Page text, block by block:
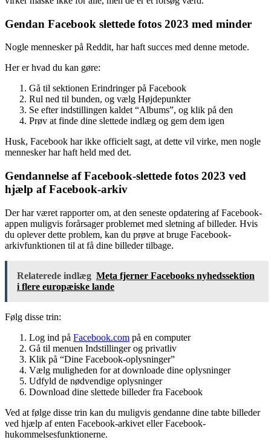
Gendan Facebook slettede fotos 2023 med minder
Nogle mennesker på Reddit, har haft succes med denne metode.
Her er hvad du kan gøre:
Gå til sektionen Erindringer på Facebook
Rul ned til bunden, og vælg Højdepunkter
Se efter indstillingen kaldet “Albums”, og klik på den
Prøv at finde dine slettede indlæg og gem dem igen
Husk, Facebook har ikke officielt sagt, at dette vil virke, men nogle
mennesker har haft held med det.
Gendannelse af Facebook-slettede fotos 2023 ved
hjælp af Facebook-arkiv
Der har været rapporter om, at den seneste opdatering af Facebook-
appen muligvis forårsager problemet med sletning af billeder. Hvis
du oplever dette problem, kan du prøve at bruge Facebook-
arkivfunktionen til at få dine billeder tilbage.
Relaterede indlæg Meta fjerner Facebooks nyhedssektion
i flere europæiske lande
Følg disse trin:
Log ind på Facebook.com på en computer
Gå til menuen Indstillinger og privatliv
Klik på “Dine Facebook-oplysninger”
Vælg muligheden for at downloade dine oplysninger
Udfyld de nødvendige oplysninger
Download dine slettede billeder fra Facebook
Ved at følge disse trin kan du muligvis gendanne dine tabte billeder
ved hjælp af enten Facebook-arkivet eller Facebook-
hukommelsesfunktionerne.